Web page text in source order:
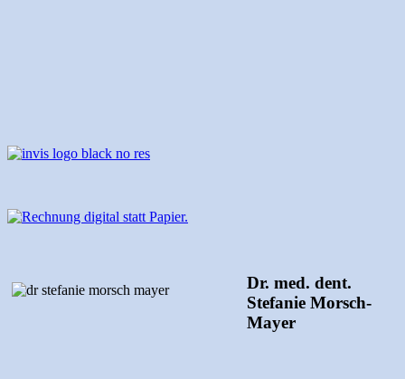
Dr. med. dent.
Stefanie Morsch-
Mayer